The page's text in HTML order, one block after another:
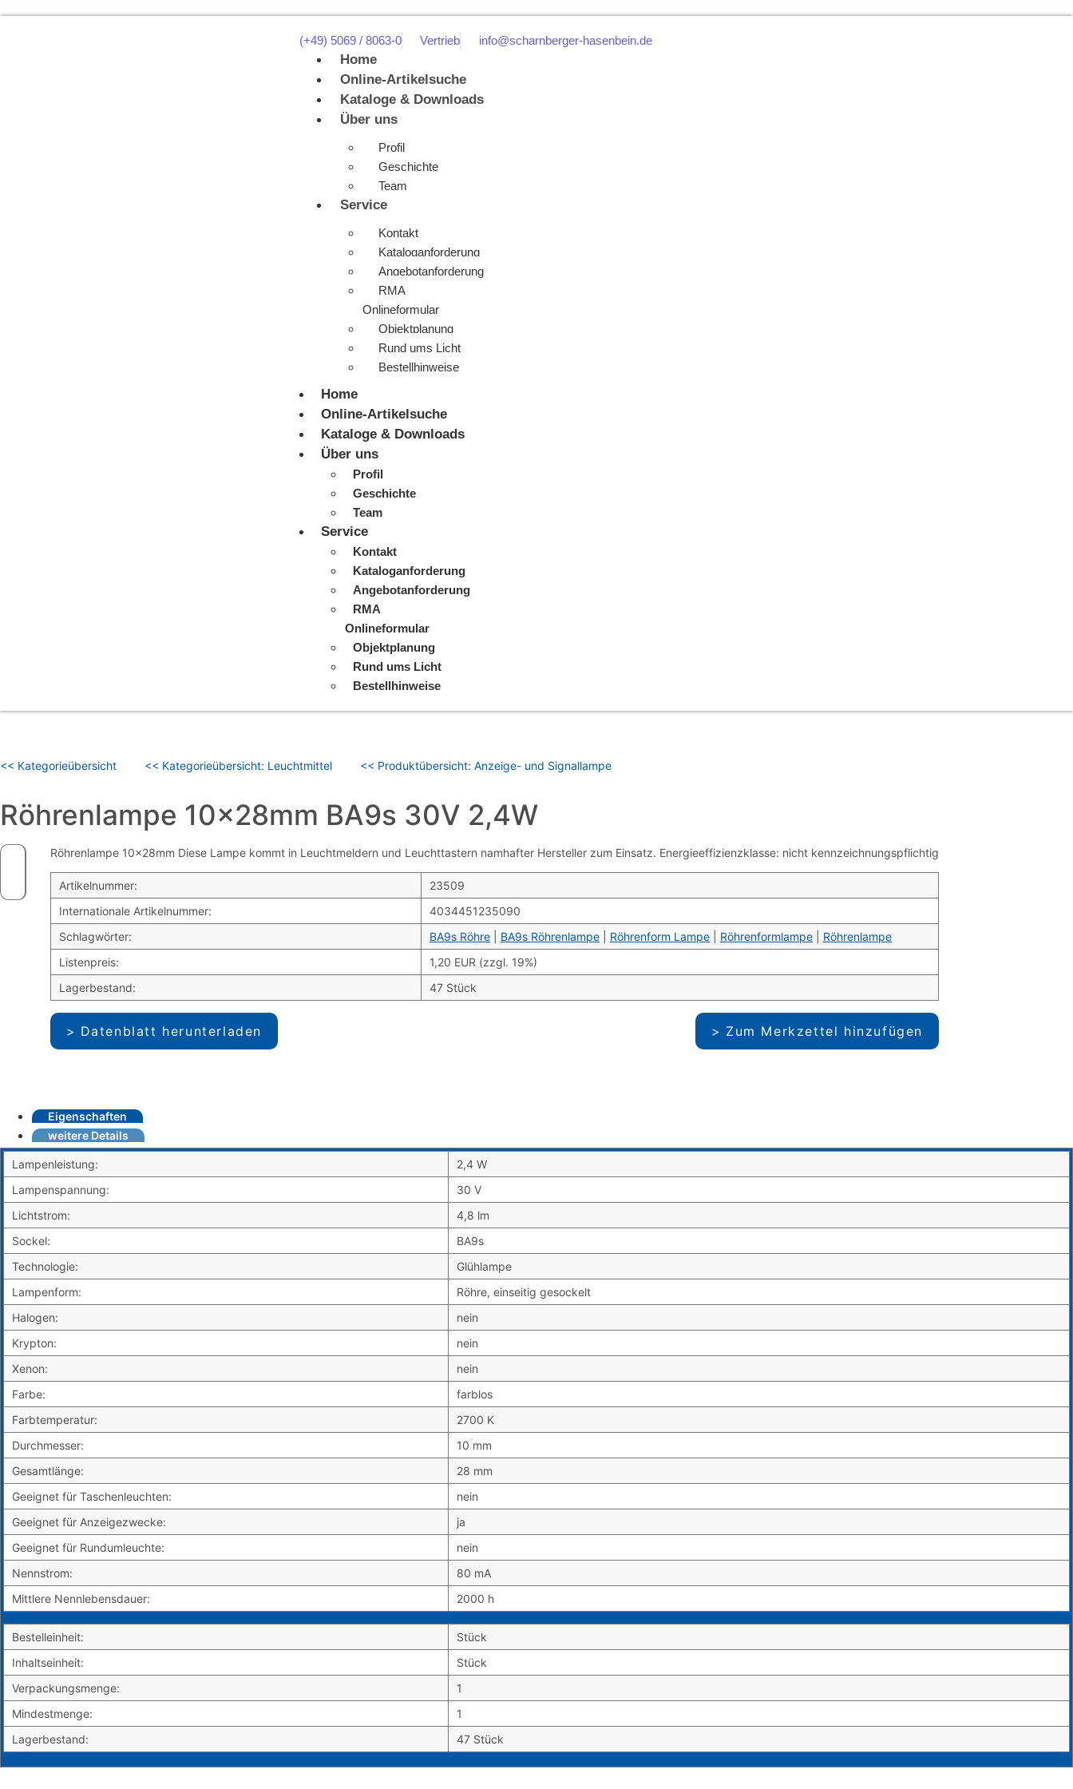
(+49) 5069 / 8063-0 Vertrieb info@scharnberger-hasenbein.de
Home
Online-Artikelsuche
Kataloge & Downloads
Über uns
Profil
Geschichte
Team
Service
Kontakt
Kataloganforderung
Angebotanforderung
RMA
Onlineformular
Objektplanung
Rund ums Licht
Bestellhinweise
Home
Online-Artikelsuche
Kataloge & Downloads
Über uns
Profil
Geschichte
Team
Service
Kontakt
Kataloganforderung
Angebotanforderung
RMA
Onlineformular
Objektplanung
Rund ums Licht
Bestellhinweise
<< Kategorieübersicht << Kategorieübersicht: Leuchtmittel << Produktübersicht: Anzeige- und Signallampe
Röhrenlampe 10x28mm BA9s 30V 2,4W
Röhrenlampe 10x28mm Diese Lampe kommt in Leuchtmeldern und Leuchttastern namhafter Hersteller zum Einsatz. Energieeffizienzklasse: nicht kennzeichnungspflichtig
Artikelnummer:
23509
Internationale Artikelnummer:
4034451235090
Schlagwörter:
BA9s Röhre BA9s Röhrenlampe Röhrenform Lampe Röhrenformlampe
Röhrenlampe
Listenpreis:
1,20 EUR (zzgl. 19%)
Lagerbestand:
47 Stück
Datenblatt herunterladen Zum Merkzettel hinzufügen
Eigenschaften
weitere Details
Lampenleistung:
2,4 W
Lampenspannung:
30 V
Lichtstrom:
4,8 lm
Sockel:
BA9s
Technologie:
Glühlampe
Lampenform:
Röhre, einseitig gesockelt
Halogen:
nein
Krypton:
nein
Xenon:
nein
Farbe:
farblos
Farbtemperatur:
2700 K
Durchmesser:
10 mm
Gesamtlänge:
28 mm
Geeignet für Taschenleuchten:
nein
Geeignet für Anzeigezwecke:
ja
Geeignet für Rundumleuchte:
nein
Nennstrom:
80 mA
Mittlere Nennlebensdauer:
2000 h
Bestelleinheit:
Stück
Inhaltseinheit:
Stück
Verpackungsmenge:
1
Mindestmenge:
1
Lagerbestand:
47 Stück